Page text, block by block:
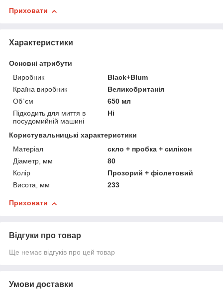
Приховати
Характеристики
Основні атрибути
Виробник
Black+Blum
Країна виробник
Великобританія
Об`єм
650 мл
Підходить для миття в
посудомийній машині
Ні
Користувальницькі характеристики
Матеріал
скло + пробка + силікон
Діаметр, мм
80
Колір
Прозорий + фіолетовий
Висота, мм
233
Приховати
Відгуки про товар
Ще немає відгуків про цей товар
Умови доставки